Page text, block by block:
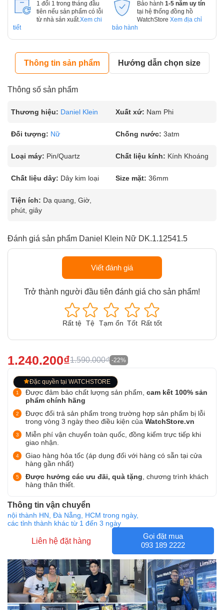
1 đổi 1 trong tháng đầu
tiên nếu sản phẩm có lỗi
từ nhà sản xuất. Xem chi
tiết
Bảo hành 1-5 năm uy tín
tại hệ thống đồng hồ
WatchStore Xem địa chỉ
bảo hành
Thông tin sản phẩm Hướng dẫn chọn size
Thông số sản phẩm
Thương hiệu: Daniel Klein Xuất xứ: Nam Phi
Đối tượng: Nữ Chống nước: 3atm
Loại máy: Pin/Quartz Chất liệu kính: Kính Khoáng
Chất liệu dây: Dây kim loại Size mặt: 36mm
Tiện ích: Dạ quang, Giờ,
phút, giây
Đánh giá sản phẩm Daniel Klein Nữ DK.1.12541.5
Viết đánh giá
Trở thành người đầu tiên đánh giá cho sản phẩm!
Rất tệ Tệ Tạm ổn Tốt Rất tốt
1.240.200₫1.590.000₫ -22%
Đặc quyền tại WATCHSTORE
Được đảm bảo chất lượng sản phẩm, cam kết 100% sản
phẩm chính hãng
Được đổi trả sản phẩm trong trường hợp sản phẩm bị lỗi
trong vòng 3 ngày theo điều kiện của WatchStore.vn
Miễn phí vận chuyển toàn quốc, đồng kiểm trực tiếp khi
giao nhận.
Giao hàng hỏa tốc (áp dụng đối với hàng có sẵn tại cửa
hàng gần nhất)
Được hưởng các ưu đãi, quà tặng , chương trình khách
hàng thân thiết.
Thông tin vận chuyển
nội thành HN, Đà Nẵng, HCM trong ngày,
các tỉnh thành khác từ 1 đến 3 ngày
Liên hệ đặt hàng
Gọi đặt mua
093 189 2222